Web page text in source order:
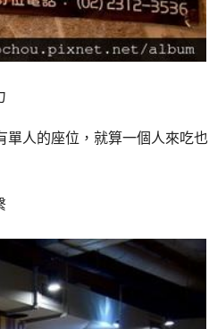
單人的座位，就算一個人來吃也